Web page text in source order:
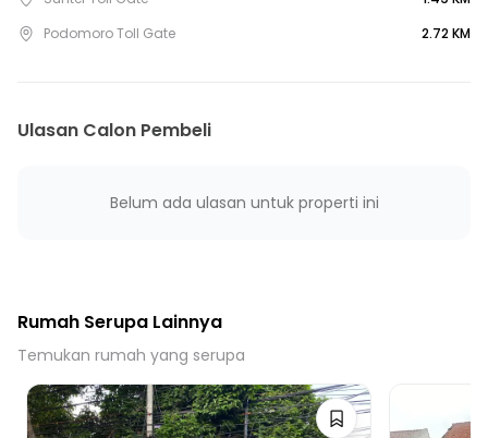
8 Menit ke Gerbang Tol Rawamangun
9 Menit ke Stasiun LRT Kelapa Gading
10 Menit ke Terminal Rawamangun
15 Menit ke Stasiun Pasar Senen
Podomoro Toll Gate
2.72 KM
Ulasan Calon Pembeli
Belum ada ulasan untuk properti ini
Rumah Serupa Lainnya
Temukan rumah yang serupa